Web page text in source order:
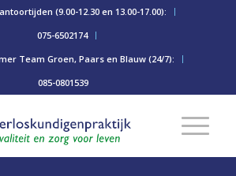
(9.00-12.30 en 13.00-17.00):
075-6502174
Team Groen, Paars en Blauw (24/7):
085-0801539